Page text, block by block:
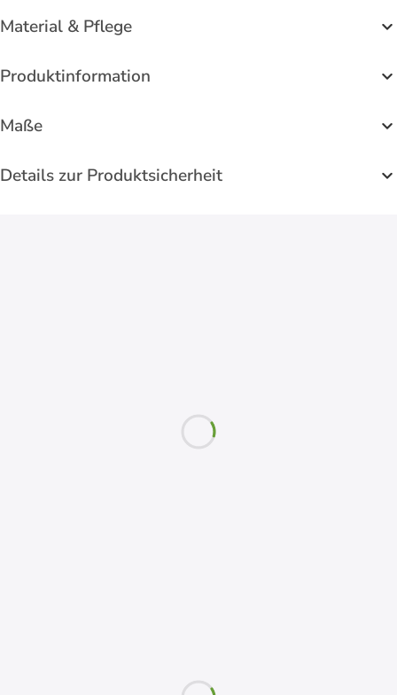
Material & Pflege
Produktinformation
Maße
Details zur Produktsicherheit